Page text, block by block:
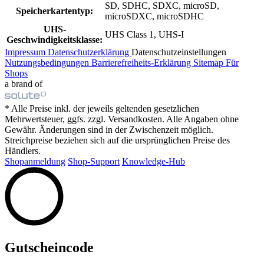
Speicherkartentyp:
SD, SDHC, SDXC, microSD,
microSDXC, microSDHC
UHS-
Geschwindigkeitsklasse:
UHS Class 1, UHS-I
Impressum Datenschutzerklärung Datenschutzeinstellungen
Nutzungsbedingungen Barrierefreiheits-Erklärung Sitemap Für
Shops
a brand of
* Alle Preise inkl. der jeweils geltenden gesetzlichen
Mehrwertsteuer, ggfs. zzgl. Versandkosten. Alle Angaben ohne
Gewähr. Änderungen sind in der Zwischenzeit möglich.
Streichpreise beziehen sich auf die ursprünglichen Preise des
Händlers.
Shopanmeldung Shop-Support Knowledge-Hub
Gutscheincode